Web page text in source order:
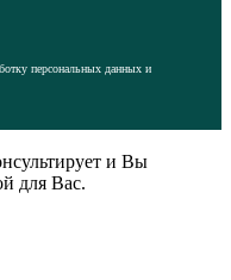
персональных данных и
и Вы
для Вас.